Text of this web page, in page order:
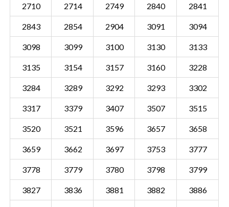
2710 2714 2749 2840 2841
2843 2854 2904 3091 3094
3098 3099 3100 3130 3133
3135 3154 3157 3160 3228
3284 3289 3292 3293 3302
3317 3379 3407 3507 3515
3520 3521 3596 3657 3658
3659 3662 3697 3753 3777
3778 3779 3780 3798 3799
3827 3836 3881 3882 3886
Sectie BMR00 D
Gemeente Boxmeer
Details